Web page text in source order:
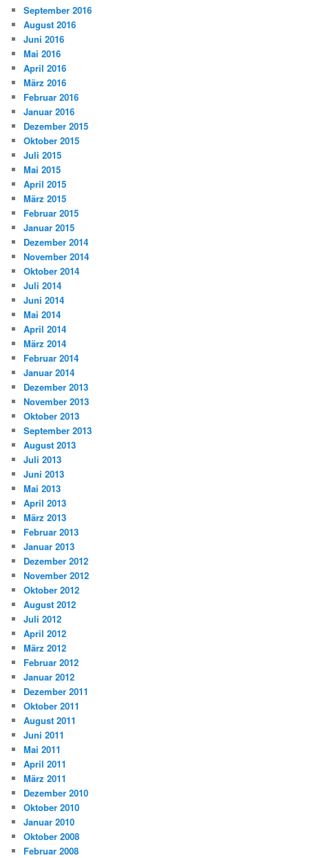
September 2016
August 2016
Juni 2016
Mai 2016
April 2016
März 2016
Februar 2016
Januar 2016
Dezember 2015
Oktober 2015
Juli 2015
Mai 2015
April 2015
März 2015
Februar 2015
Januar 2015
Dezember 2014
November 2014
Oktober 2014
Juli 2014
Juni 2014
Mai 2014
April 2014
März 2014
Februar 2014
Januar 2014
Dezember 2013
November 2013
Oktober 2013
September 2013
August 2013
Juli 2013
Juni 2013
Mai 2013
April 2013
März 2013
Februar 2013
Januar 2013
Dezember 2012
November 2012
Oktober 2012
August 2012
Juli 2012
April 2012
März 2012
Februar 2012
Januar 2012
Dezember 2011
Oktober 2011
August 2011
Juni 2011
Mai 2011
April 2011
März 2011
Dezember 2010
Oktober 2010
Januar 2010
Oktober 2008
Februar 2008